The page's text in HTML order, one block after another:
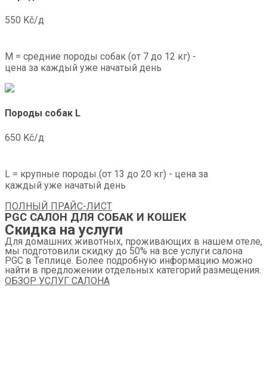
550 Kč/д
М = средние породы собак (от 7 до 12 кг) -
цена за каждый уже начатый день
Породы собак L
650 Kč/д
L = крупные породы (от 13 до 20 кг) - цена за
каждый уже начатый день
ПОЛНЫЙ ПРАЙС-ЛИСТ
PGC САЛОН ДЛЯ СОБАК И КОШЕК
Скидка на услуги
Для домашних животных, проживающих в нашем отеле,
мы подготовили скидку до 50% на все услуги салона
PGC в Теплице. Более подробную информацию можно
найти в предложении отдельных категорий размещения.
ОБЗОР УСЛУГ САЛОНА